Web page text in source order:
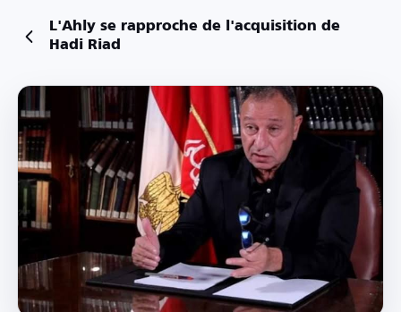
L'Ahly se rapproche de l'acquisition de
Hadi Riad